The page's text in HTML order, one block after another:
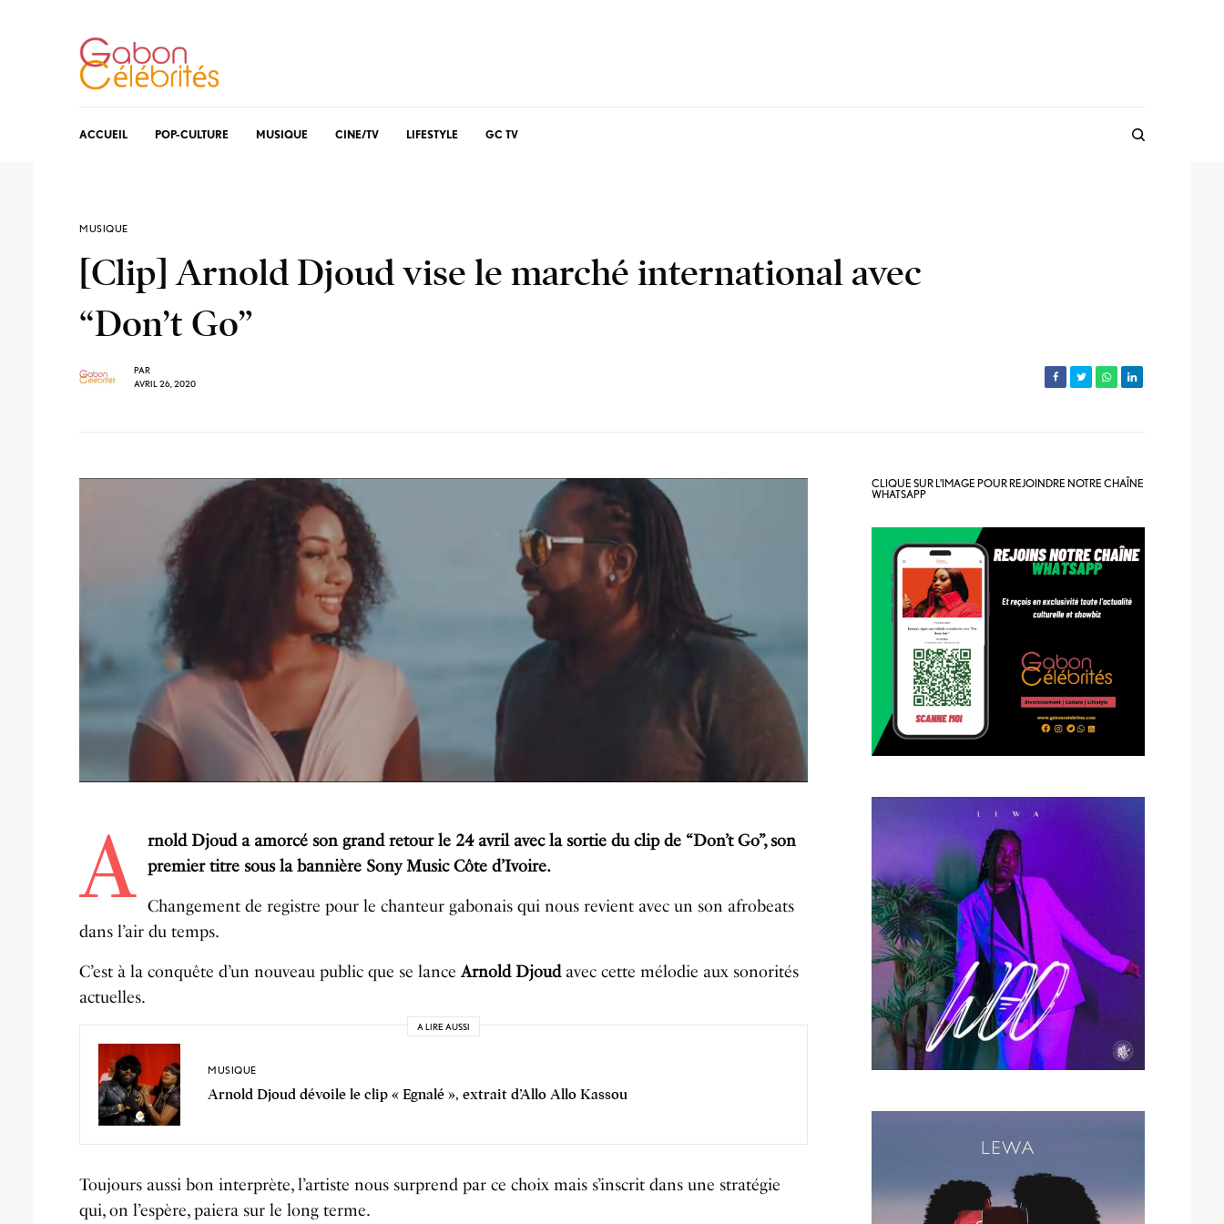
ACCUEIL POP-CULTURE MUSIQUE CINE/TV LIFESTYLE GC TV
MUSIQUE
[Clip] Arnold Djoud vise le marché international avec
“Don’t Go”
PAR
AVRIL 26, 2020
A rnold Djoud a amorcé son grand retour le 24 avril avec la sortie du clip de “Don’t Go”, son
premier titre sous la bannière Sony Music Côte d’Ivoire.
Changement de registre pour le chanteur gabonais qui nous revient avec un son afrobeats
dans l’air du temps.
C’est à la conquête d’un nouveau public que se lanceArnold Djoudavec cette mélodie aux sonorités
actuelles.
A LIRE AUSSI
MUSIQUE
Arnold Djoud dévoile le clip « Egnalé », extrait d’Allo Allo Kassou
Toujours aussi bon interprète, l’artiste nous surprend par ce choix mais s’inscrit dans une stratégie
qui, on l’espère, paiera sur le long terme.
CLIQUE SUR L’IMAGE POUR REJOINDRE NOTRE CHAÎNE
WHATSAPP